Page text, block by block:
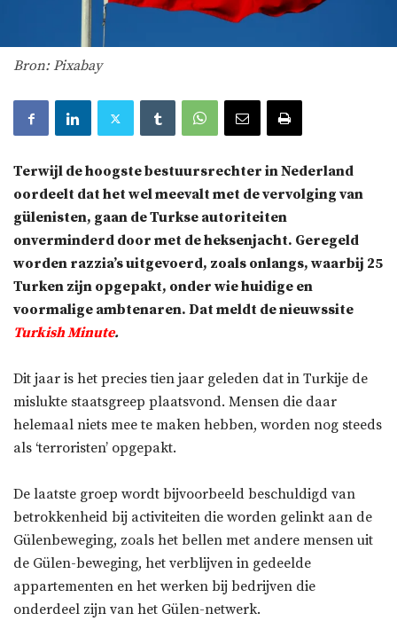
Bron: Pixabay
Terwijl de hoogste bestuursrechter in Nederland
oordeelt dat het wel meevalt met de vervolging van
gülenisten, gaan de Turkse autoriteiten
onverminderd door met de heksenjacht. Geregeld
worden razzia’s uitgevoerd, zoals onlangs, waarbij 25
Turken zijn opgepakt, onder wie huidige en
voormalige ambtenaren. Dat meldt de nieuwssite
Turkish Minute.
Dit jaar is het precies tien jaar geleden dat in Turkije de
mislukte staatsgreep plaatsvond. Mensen die daar
helemaal niets mee te maken hebben, worden nog steeds
als ‘terroristen’ opgepakt.
De laatste groep wordt bijvoorbeeld beschuldigd van
betrokkenheid bij activiteiten die worden gelinkt aan de
Gülenbeweging, zoals het bellen met andere mensen uit
de Gülen-beweging, het verblijven in gedeelde
appartementen en het werken bij bedrijven die
onderdeel zijn van het Gülen-netwerk.